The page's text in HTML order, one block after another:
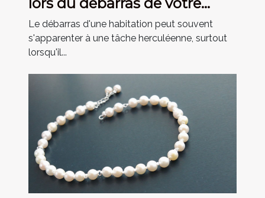
lors du débarras de votre
habitation
Le débarras d'une habitation peut souvent
s'apparenter à une tâche herculéenne, surtout
lorsqu'il...